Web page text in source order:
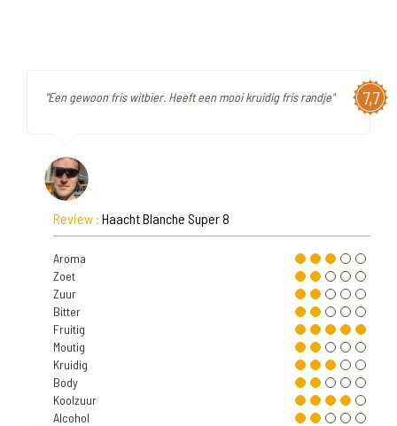
7,7
"Een gewoon fris witbier. Heeft een mooi kruidig fris randje"
Review : Haacht Blanche Super 8
Aroma
Zoet
Zuur
Bitter
Fruitig
Moutig
Kruidig
Body
Koolzuur
Alcohol